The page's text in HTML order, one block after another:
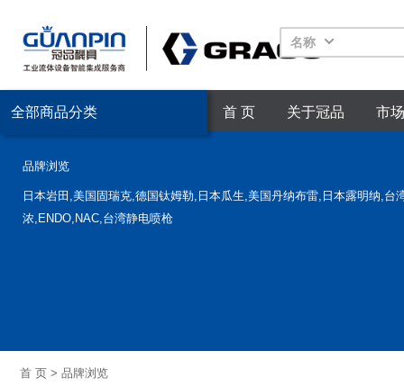
名称
首 页 关于冠品 市
全部商品分类
品牌浏览
日本岩田,美国固瑞克,德国钛姆勒,日本瓜生,美国丹纳布雷,日本露明纳,台
浓,ENDO,NAC,台湾静电喷枪
首 页> 品牌浏览